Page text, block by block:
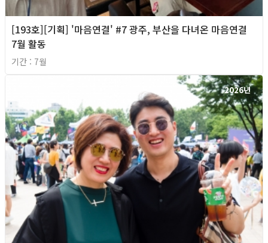
[193호][기획] '마음연결' #7 광주, 부산을 다녀온 마음연결
7월 활동
기간 : 7월
2026년